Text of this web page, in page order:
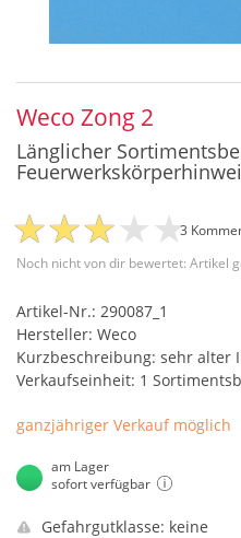
Weco Zong 2
Länglicher
Noch nicht von dir bewertet: Artikel
3
Artikel-Nr.: 290087_1
Hersteller: Weco
Kurzbeschreibung: sehr alter
Verkaufseinheit: 1
ganzjähriger Verkauf möglich
am Lager
sofort verfügbar
Gefahrgutklasse: keine